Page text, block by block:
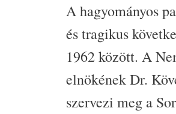
A hagyományos
és tragikus
1962 között. A
elnökének Dr.
szervezi meg a